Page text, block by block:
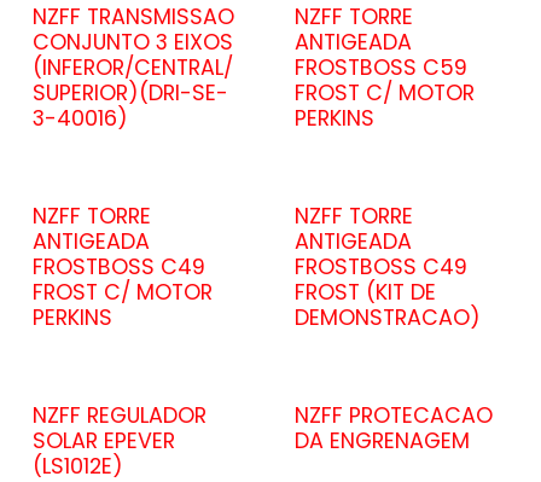
NZFF TRANSMISSAO
CONJUNTO 3 EIXOS
(INFEROR/CENTRAL/
SUPERIOR)(DRI-SE-
3-40016)
NZFF TORRE
ANTIGEADA
FROSTBOSS C59
FROST C/ MOTOR
PERKINS
NZFF TORRE
ANTIGEADA
FROSTBOSS C49
FROST C/ MOTOR
PERKINS
NZFF TORRE
ANTIGEADA
FROSTBOSS C49
FROST (KIT DE
DEMONSTRACAO)
NZFF REGULADOR
SOLAR EPEVER
(LS1012E)
NZFF PROTECACAO
DA ENGRENAGEM